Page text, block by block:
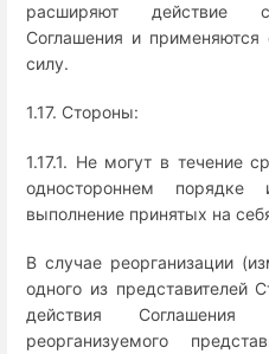
расширяют действие
Соглашения и
силу.
1.17. Стороны:
1.17.1. Не могут в течение
одностороннем порядке
выполнение принятых на
В случае реорганизации
одного из представителей
действия
реорганизуемого